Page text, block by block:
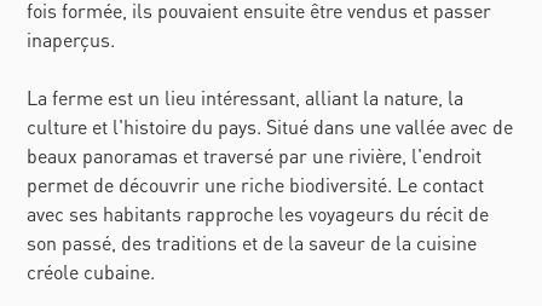
fois formée, ils pouvaient ensuite être vendus et passer
inaperçus.
La ferme est un lieu intéressant, alliant la nature, la
culture et l'histoire du pays. Situé dans une vallée avec de
beaux panoramas et traversé par une rivière, l'endroit
permet de découvrir une riche biodiversité. Le contact
avec ses habitants rapproche les voyageurs du récit de
son passé, des traditions et de la saveur de la cuisine
créole cubaine.